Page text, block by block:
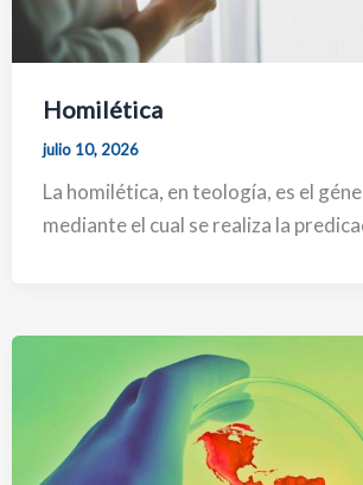
Homilética
julio 10, 2026
La homilética, en teología, es el
mediante el cual se realiza la